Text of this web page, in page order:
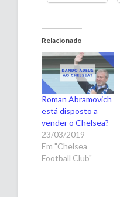
Relacionado
Roman Abramovich
está disposto a
vender o Chelsea?
23/03/2019
Em "Chelsea
Football Club"